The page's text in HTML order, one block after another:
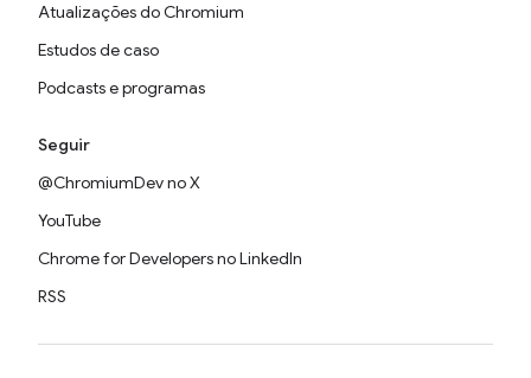
Atualizações do Chromium
Estudos de caso
Podcasts e programas
Seguir
@ChromiumDev no X
YouTube
Chrome for Developers no LinkedIn
RSS